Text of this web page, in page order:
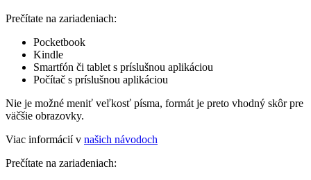
Prečítate na zariadeniach:
Pocketbook
Kindle
Smartfón či tablet s príslušnou aplikáciou
Počítač s príslušnou aplikáciou
Nie je možné meniť veľkosť písma, formát je preto vhodný skôr pre
väčšie obrazovky.
Viac informácií v našich návodoch
Prečítate na zariadeniach: